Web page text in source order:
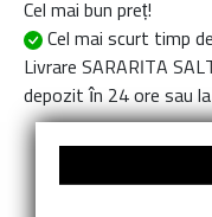
Cel mai bun preț!
Cel mai scurt timp
Livrare SARARITA
depozit în 24 ore sau